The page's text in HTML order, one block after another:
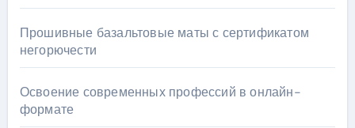
Прошивные базальтовые маты с сертификатом
негорючести
Освоение современных профессий в онлайн-
формате